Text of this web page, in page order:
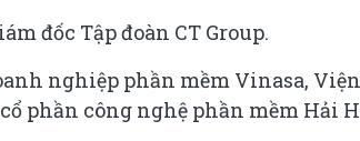
đốc Tập đoàn CT Group.
nghiệp phần mềm Vinasa, Viện
phần công nghệ phần mềm Hải